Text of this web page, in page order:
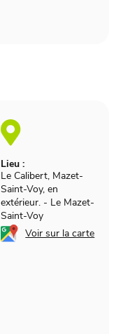
Lieu :
Le Calibert, Mazet-
Saint-Voy, en
extérieur. - Le Mazet-
Saint-Voy
Voir sur la carte